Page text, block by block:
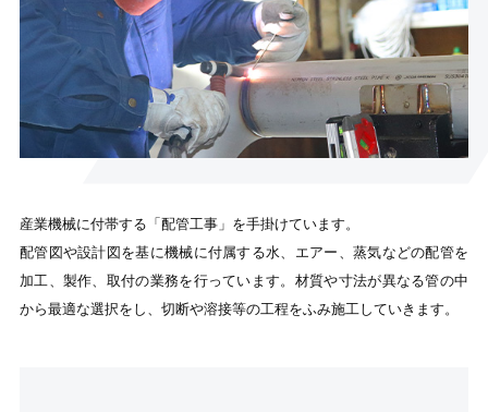
産業機械に付帯する「配管工事」を手掛けています。
配管図や設計図を基に機械に付属する水、エアー、蒸気などの配管を
加工、製作、取付の業務を行っています。材質や寸法が異なる管の中
から最適な選択をし、切断や溶接等の工程をふみ施工していきます。